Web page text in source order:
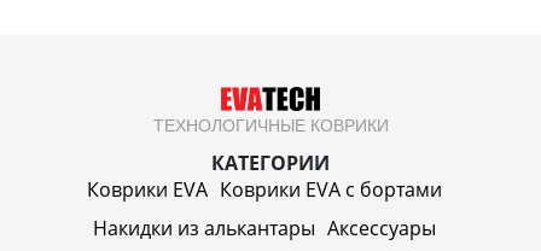
ТЕХНОЛОГИЧНЫЕ КОВРИКИ
КАТЕГОРИИ
Коврики EVA Коврики EVA c бортами
Накидки из алькантары Аксессуары